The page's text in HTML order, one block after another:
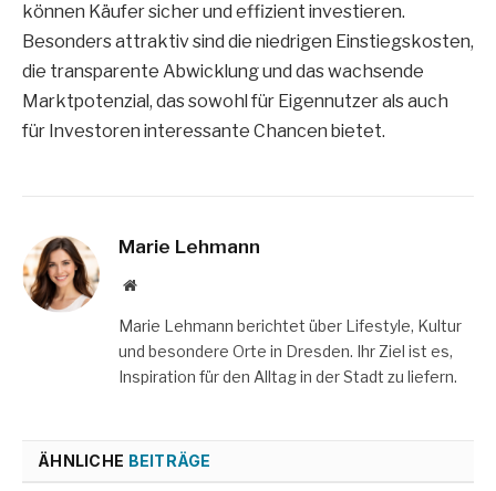
können Käufer sicher und effizient investieren.
Besonders attraktiv sind die niedrigen Einstiegskosten,
die transparente Abwicklung und das wachsende
Marktpotenzial, das sowohl für Eigennutzer als auch
für Investoren interessante Chancen bietet.
Marie Lehmann
Website
Marie Lehmann berichtet über Lifestyle, Kultur
und besondere Orte in Dresden. Ihr Ziel ist es,
Inspiration für den Alltag in der Stadt zu liefern.
ÄHNLICHE BEITRÄGE